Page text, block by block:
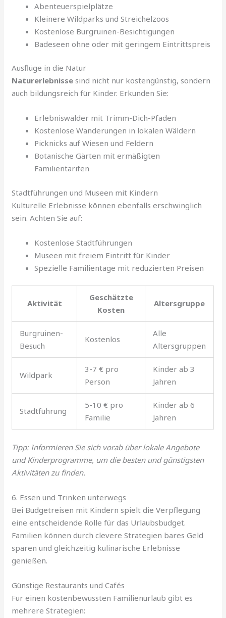
Abenteuerspielplätze
Kleinere Wildparks und Streichelzoos
Kostenlose Burgruinen-Besichtigungen
Badeseen ohne oder mit geringem Eintrittspreis
Ausflüge in die Natur
Naturerlebnisse sind nicht nur kostengünstig, sondern
auch bildungsreich für Kinder. Erkunden Sie:
Erlebniswälder mit Trimm-Dich-Pfaden
Kostenlose Wanderungen in lokalen Wäldern
Picknicks auf Wiesen und Feldern
Botanische Gärten mit ermäßigten
Familientarifen
Stadtführungen und Museen mit Kindern
Kulturelle Erlebnisse können ebenfalls erschwinglich
sein. Achten Sie auf:
Kostenlose Stadtführungen
Museen mit freiem Eintritt für Kinder
Spezielle Familientage mit reduzierten Preisen
Aktivität
Geschätzte
Kosten
Altersgruppe
Burgruinen-
Besuch
Kostenlos
Alle
Altersgruppen
Wildpark
3-7 € pro
Person
Kinder ab 3
Jahren
Stadtführung
5-10 € pro
Familie
Kinder ab 6
Jahren
Tipp: Informieren Sie sich vorab über lokale Angebote
und Kinderprogramme, um die besten und günstigsten
Aktivitäten zu finden.
6. Essen und Trinken unterwegs
Bei Budgetreisen mit Kindern spielt die Verpflegung
eine entscheidende Rolle für das Urlaubsbudget.
Familien können durch clevere Strategien bares Geld
sparen und gleichzeitig kulinarische Erlebnisse
genießen.
Günstige Restaurants und Cafés
Für einen kostenbewussten Familienurlaub gibt es
mehrere Strategien: